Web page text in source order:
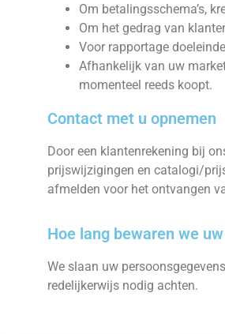
Om betalingsschema’s,
Om het gedrag van
Voor rapportage
Afhankelijk van uw
momenteel reeds koopt.
Contact met u opnemen
Door een klantenrekening bij
prijswijzigingen en catalogi/
afmelden voor het ontvangen
Hoe lang bewaren we
We slaan uw
redelijkerwijs nodig achten.